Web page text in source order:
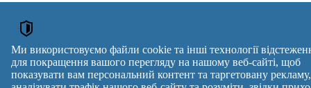
Ми використовуємо файли cookie та інші технології
для покращення вашого перегляду на нашому веб-сайті, щоб
показувати вам персональний контент та таргетовану рекламу,